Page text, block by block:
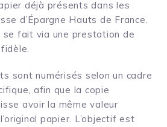
déjà présents dans les
d’Épargne Hauts de France.
fait via une prestation de
sont numérisés selon un cadre
afin que la copie
avoir la même valeur
papier. L’objectif est